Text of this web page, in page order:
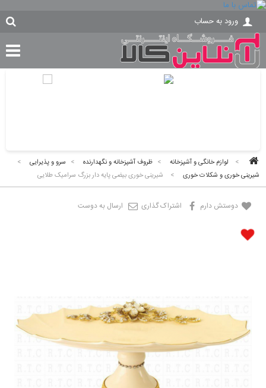
ورود به حساب
> لوازم خانگی و آشپزخانه > ظروف آشپزخانه و نگهدارنده > سرو و پذیرایی
>
شیرینی خوری و شکلات خوری
> شیرینی خوری بیضی پایه دار بزرگ سرامیک طلایی
دوستش دارم اشتراک گذاری ارسال به دوست